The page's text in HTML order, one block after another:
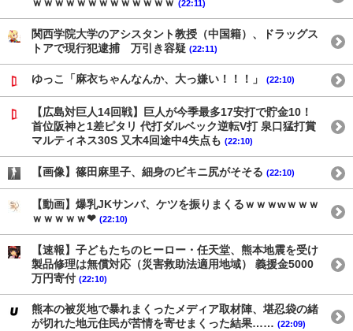
ｗｗｗｗｗｗｗｗｗｗｗｗｗ (22:11)
関西学院大学のアシスタント教授（中国籍）、ドラッグス
トアで現行犯逮捕 万引き容疑 (22:11)
ゆっこ「麻衣ちゃんなんか、大っ嫌い！！！」 (22:10)
【広島対巨人14回戦】巨人が今季最多17安打で貯金10！
首位阪神と1差ピタリ 代打ダルベック逆転V打 泉口猛打賞
マルティネス30S 又木4回途中4失点も (22:10)
【画像】篠田麻里子、細身のビキニ尻がそそる (22:10)
【動画】爆乳JKサンバ、ケツを振りまくるｗｗｗwｗｗｗ
ｗｗｗｗｗ❤ (22:10)
【速報】子どもたちのヒーロー・任天堂、熊本地震を受け
製品修理は無償対応（災害救助法適用地域） 義援金5000
万円寄付 (22:10)
熊本の被災地で暴れまくったメディア取材陣、堪忍袋の緒
が切れた地元住民が苦情を寄せまくった結果…… (22:09)